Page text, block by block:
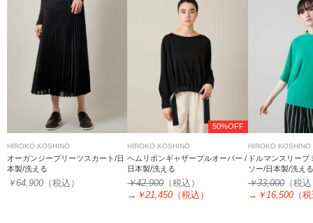
HIROKO KOSHINO
オーガンジープリーツスカート/日
本製/洗える
￥64,900 （税込）
50%OFF
HIROKO KOSHINO
ヘムリボンギャザープルオーバー /
日本製/洗える
￥42,900（税込）
→ ￥21,450 （税込）
HIROKO KOSHINO
ドルマンスリー
ソー/日本製/洗える
￥33,000（税
→ ￥16,500（